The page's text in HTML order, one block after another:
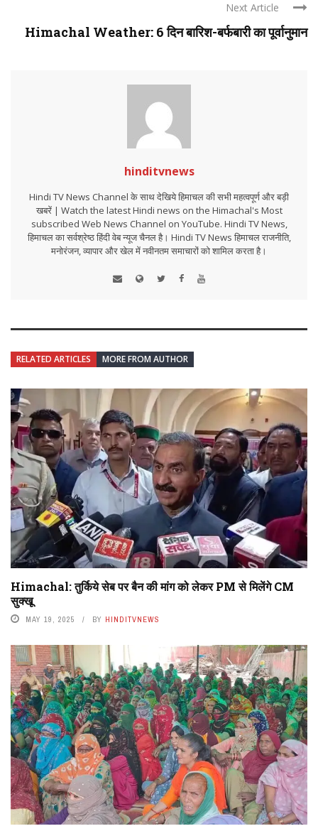
Next Article
Himachal Weather: 6 दिन बारिश-बर्फबारी का पूर्वानुमान
hinditvnews
Hindi TV News Channel के साथ देखिये हिमाचल की सभी महत्वपूर्ण और बड़ी
खबरें | Watch the latest Hindi news on the Himachal's Most
subscribed Web News Channel on YouTube. Hindi TV News,
हिमाचल का सर्वश्रेष्ठ हिंदी वेब न्यूज चैनल है। Hindi TV News हिमाचल राजनीति,
मनोरंजन, व्यापार और खेल में नवीनतम समाचारों को शामिल करता है।
RELATED ARTICLES MORE FROM AUTHOR
Himachal: तुर्किये सेब पर बैन की मांग को लेकर PM से मिलेंगे CM
सुक्खू
MAY 19, 2025 BY HINDITVNEWS